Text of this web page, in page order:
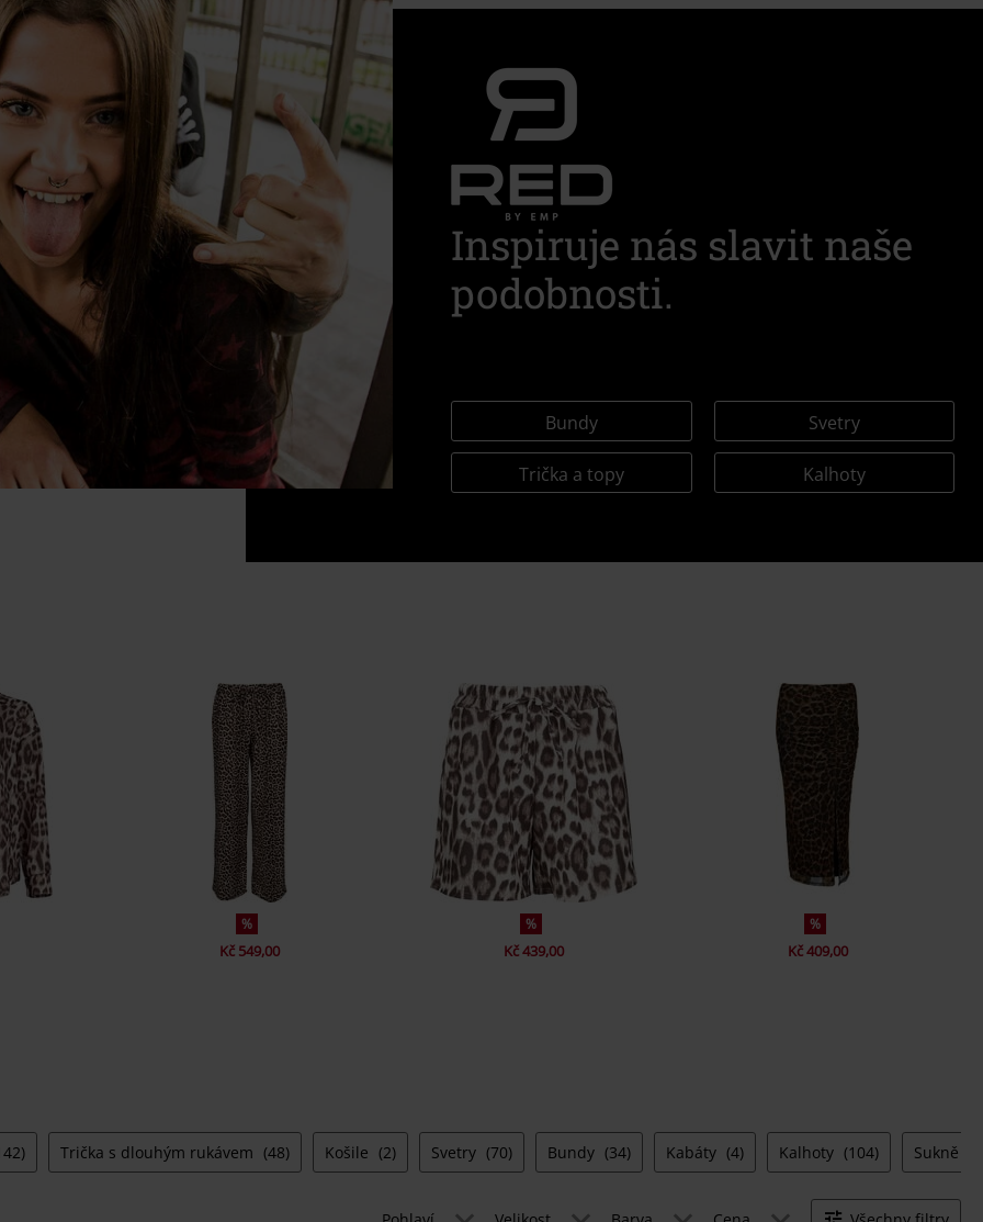
Inspiruje nás slavit naše
podobnosti.
Bundy Svetry
Trička a topy Kalhoty
%
Kč 549,00
%
Kč 439,00
%
Kč 409,00
Trička s dlouhým rukávem (48) Košile (2) Svetry (70) Bundy (34) Kabáty (4) Kalhoty (104) Sukně